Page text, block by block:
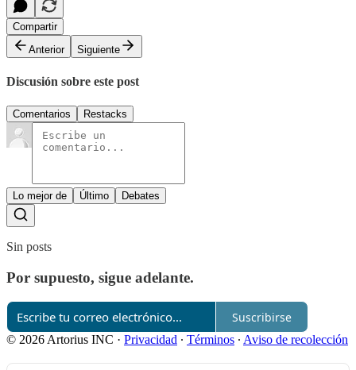
Compartir
Anterior
Siguiente
Discusión sobre este post
Comentarios Restacks
Lo mejor de Último Debates
Sin posts
Por supuesto, sigue adelante.
Suscribirse
© 2026 Artorius INC · Privacidad ∙ Términos ∙ Aviso de recolección